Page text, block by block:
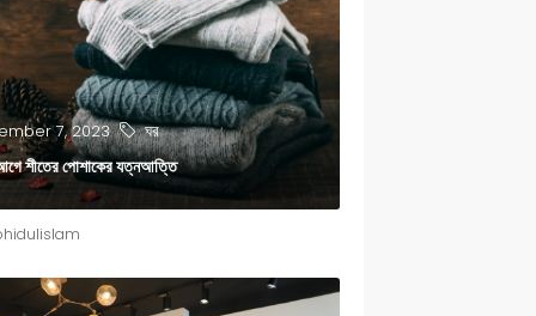
7, 2023 ঘর
শীতের পোশাকের যত্নআত্তি